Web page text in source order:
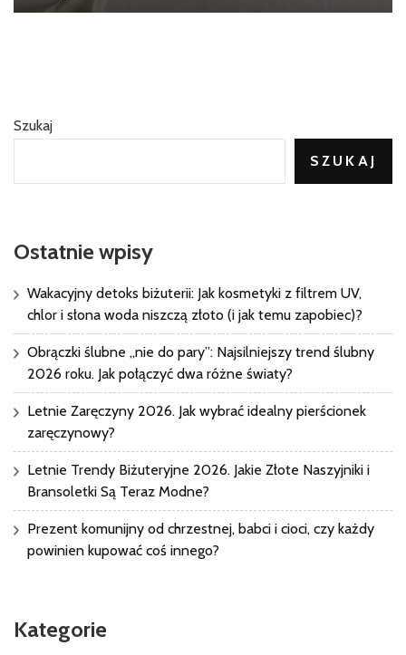
Szukaj
SZUKAJ
Ostatnie wpisy
Wakacyjny detoks biżuterii: Jak kosmetyki z filtrem UV,
chlor i słona woda niszczą złoto (i jak temu zapobiec)?
Obrączki ślubne „nie do pary”: Najsilniejszy trend ślubny
2026 roku. Jak połączyć dwa różne światy?
Letnie Zaręczyny 2026. Jak wybrać idealny pierścionek
zaręczynowy?
Letnie Trendy Biżuteryjne 2026. Jakie Złote Naszyjniki i
Bransoletki Są Teraz Modne?
Prezent komunijny od chrzestnej, babci i cioci, czy każdy
powinien kupować coś innego?
Kategorie